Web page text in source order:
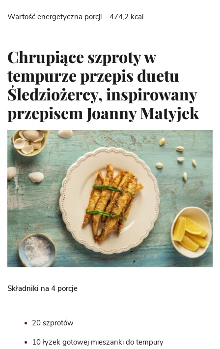
Wartość energetyczna porcji – 474,2 kcal
Chrupiące szproty w
tempurzeprzepis duetu
Śledziożercy, inspirowany
przepisem Joanny Matyjek
Składniki na 4 porcje
20 szprotów
10 łyżek gotowej mieszanki do tempury